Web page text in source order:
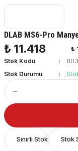
DLAB MS6-Pro
₺ 11.418 ₺
Stok Kodu
Stok Durumu
Sınırlı Stok Stok